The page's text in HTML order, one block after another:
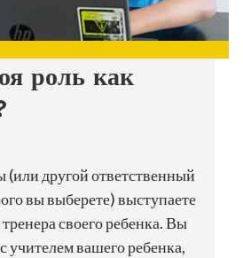
роль как
(или другой ответственный
вы выберете) выступаете
своего ребенка. Вы
учителем вашего ребенка,